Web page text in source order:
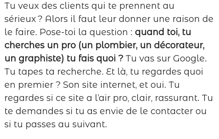
Tu veux des clients qui te prennent au
sérieux ? Alors il faut leur donner une raison de
le faire. Pose-toi la question : quand toi, tu
cherches un pro (un plombier, un décorateur,
un graphiste) tu fais quoi ?Tu vas sur Google.
Tu tapes ta recherche. Et là, tu regardes quoi
en premier ? Son site internet, et oui. Tu
regardes si ce site a l’air pro, clair, rassurant. Tu
te demandes si tu as envie de le contacter ou
si tu passes au suivant.